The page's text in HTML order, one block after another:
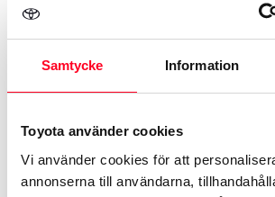
Samtycke Information
Toyota använder cookies
Vi använder cookies för att
annonserna till användarna,
Hos oss på Toyotaverkstäderna
fördjupade kunskaper om din bil, de
bara gå och gå, felfritt och länge.
andrahandsvärdet uppe inför den
Men här finns inte bara kunskap och